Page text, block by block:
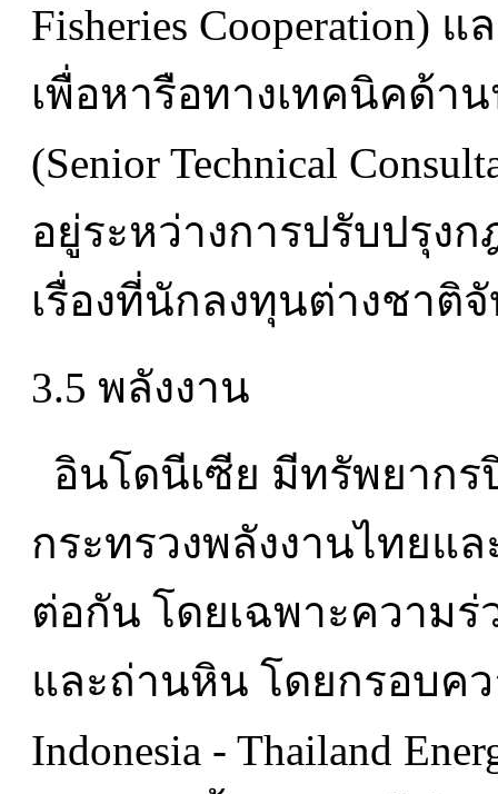
Fisheries Cooperation)
เพื่อหารือทางเทคนิคด้า
(Senior Technical
อยู่ระหว่างการปรับปรุง
เรื่องที่นักลงทุนต่างชาติ
3.5 พลังงาน
อินโดนีเซีย มีทรัพยาก
กระทรวงพลังงานไทยแ
ต่อกัน โดยเฉพาะความ
และถ่านหิน โดยกรอบค
Indonesia - Thailand